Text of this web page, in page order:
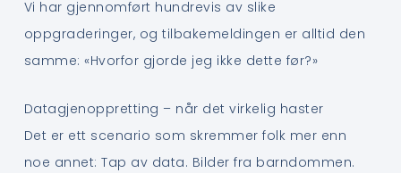
Vi har gjennomført hundrevis av slike
oppgraderinger, og tilbakemeldingen er alltid den
samme: «Hvorfor gjorde jeg ikke dette før?»
Datagjenoppretting – når det virkelig haster
Det er ett scenario som skremmer folk mer enn
noe annet: Tap av data. Bilder fra barndommen.